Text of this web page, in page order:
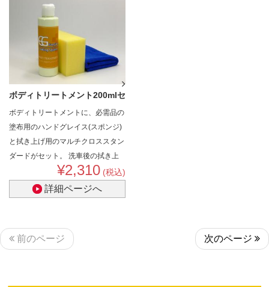
ボディトリートメント200mlセ
ット (ボ..
ボディトリートメントに、必需品の
塗布用のハンドグレイス(スポンジ)
と拭き上げ用のマルチクロススタン
ダードがセット。
洗車後の拭き上
げついでにトリートメントの簡単作
業で、もうWAXいらず?!
¥2,310 (税込)
詳細ページへ
前のページ 次のページ